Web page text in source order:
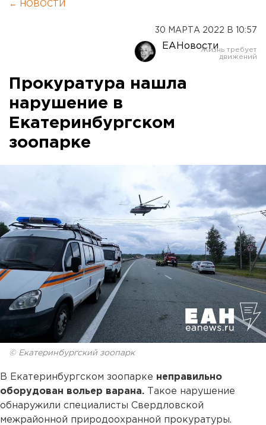
← НОВОСТИ
30 МАРТА 2022 В 10:57
ЕАНовости
Прокуратура нашла
нарушение в
Екатеринбургском
зоопарке
© Екатеринбургский зоопарк
В Екатеринбургском зоопарке неправильно
оборудован вольер варана. Такое нарушение
обнаружили специалисты Свердловской
межрайонной природоохранной прокуратуры.